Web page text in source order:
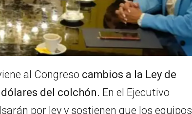
al Congreso cambios a la Ley de
del colchón. En el Ejecutivo
por ley y sostienen que los equipos